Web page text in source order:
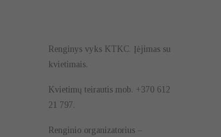
Renginys vyks KTKC. Įėjimas su
kvietimais.
Kvietimų teirautis mob. +370 612
21 797.
Renginio organizatorius –